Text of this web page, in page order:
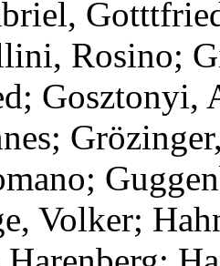
Rosino;
Gosztonyi,
Volker;